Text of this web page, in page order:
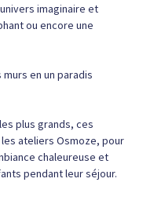
imaginaire et
ou encore une
en un paradis
plus grands, ces
ateliers Osmoze, pour
chaleureuse et
pendant leur séjour.